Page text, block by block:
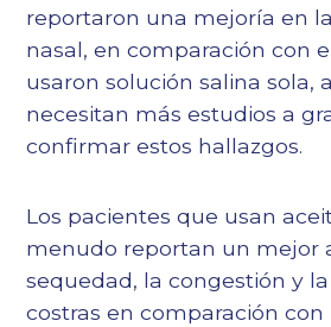
reportaron una mejoría en
nasal, en comparación con
usaron solución salina sola,
necesitan más estudios a
confirmar estos hallazgos.
Los pacientes que usan
menudo reportan un mejor
sequedad, la congestión y
costras en comparación con